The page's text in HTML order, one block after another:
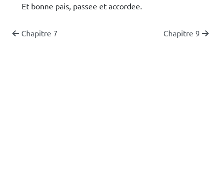
Et bonne pais, passee et accordee.
Chapitre 7 Chapitre 9